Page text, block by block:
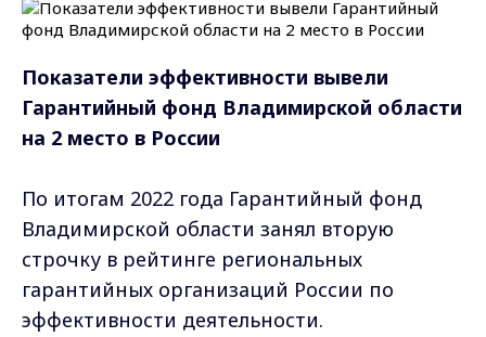
Показатели эффективности вывели
Гарантийный фонд Владимирской области
на 2 место в России
По итогам 2022 года Гарантийный фонд
Владимирской области занял вторую
строчку в рейтинге региональных
гарантийных организаций России по
эффективности деятельности.